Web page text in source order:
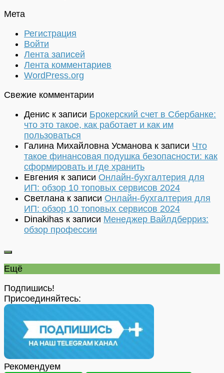
Мета
Регистрация
Войти
Лента записей
Лента комментариев
WordPress.org
Свежие комментарии
Денис к записи Брокерский счет в Сбербанке:
что это такое, как работает и как им
пользоваться
Галина Михайловна Усманова к записи Что
такое финансовая подушка безопасности: как
сформировать и где хранить
Евгения к записи Онлайн-бухгалтерия для
ИП: обзор 10 топовых сервисов 2024
Светлана к записи Онлайн-бухгалтерия для
ИП: обзор 10 топовых сервисов 2024
Dinakihas к записи Менеджер Вайлдберриз:
обзор профессии
Ещё
Подпишись!
Присоединяйтесь:
Рекомендуем